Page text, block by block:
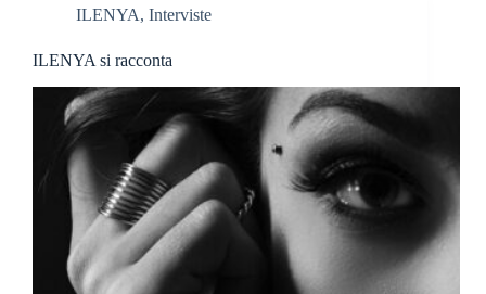
ILENYA, Interviste
ILENYA si racconta